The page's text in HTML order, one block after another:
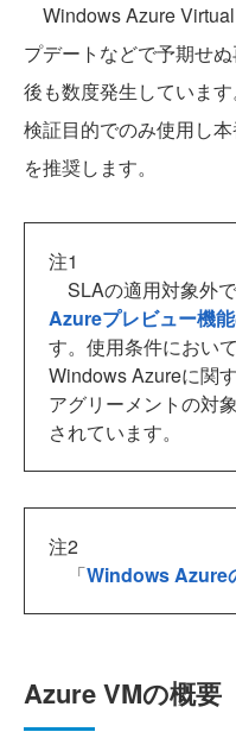
Windows Azure
プデートなどで予期せ
後も数度発生していま
検証目的でのみ使用し
を推奨します。
注1
SLAの適用対象外で
Azureプレビュー機
す。使用条件におい
Windows Azureに関
アグリーメントの対
されています。
注2
「Windows Azure
Azure VMの概要